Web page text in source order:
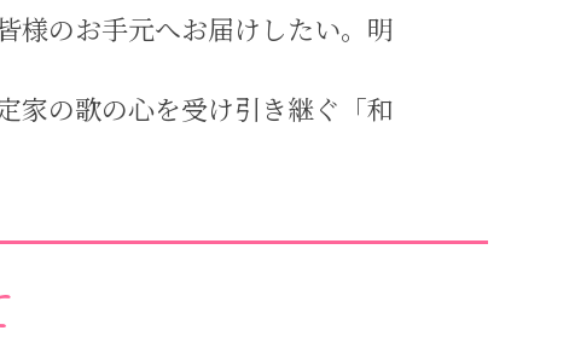
様のお手元へお届けしたい。明
家の歌の心を受け引き継ぐ「和